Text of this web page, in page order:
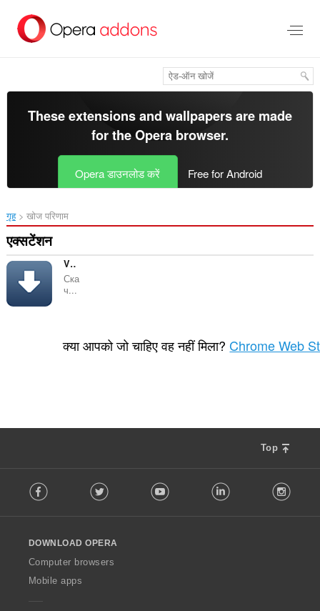
सामग्री
These extensions and wallpapers are made
for theOpera browser.
Opera डाउनलोड करें Free for Android
गृह खोज परिणाम
एक्सटेंशन
VK Saver
Ска
ч...
ख्या
क्या आपको जो चाहिए वह नहीं मिला? Chrome Web
Top
o
w
O
p
Facebook Twitter Youtube LinkedIn
DOWNLOAD OPERA
Computer browsers
Mobile apps